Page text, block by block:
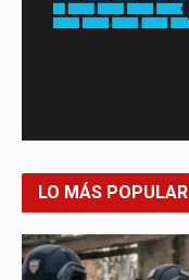
LO MÁS POPULAR